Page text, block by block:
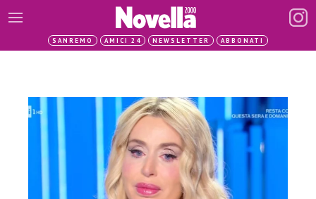
SANREMO AMICI 24 NEWSLETTER ABBONATI